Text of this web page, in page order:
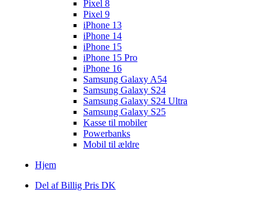
Pixel 8
Pixel 9
iPhone 13
iPhone 14
iPhone 15
iPhone 15 Pro
iPhone 16
Samsung Galaxy A54
Samsung Galaxy S24
Samsung Galaxy S24 Ultra
Samsung Galaxy S25
Kasse til mobiler
Powerbanks
Mobil til ældre
Hjem
Del af Billig Pris DK